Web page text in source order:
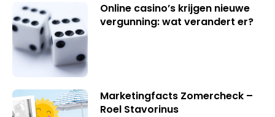
Online casino’s krijgen nieuwe
vergunning: wat verandert er?
Marketingfacts Zomercheck –
Roel Stavorinus